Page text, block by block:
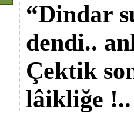
“Dindar
dendi..
Çektik
lâikliğe !..